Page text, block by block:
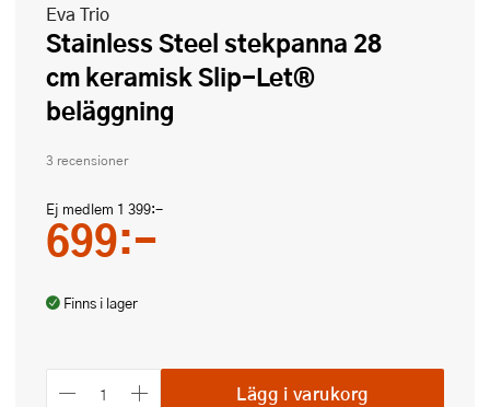
Eva Trio
Stainless Steel stekpanna 28
cm keramisk Slip-Let®
beläggning
3 recensioner
Ej medlem 1 399:-
699:-
Finns i lager
Lägg i varukorg